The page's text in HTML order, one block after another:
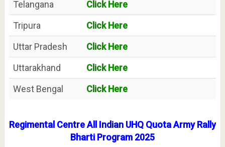
Telangana
Click Here
Tripura
Click Here
Uttar Pradesh
Click Here
Uttarakhand
Click Here
West Bengal
Click Here
Regimental Centre All Indian UHQ Quota Army Rally
Bharti Program 2025